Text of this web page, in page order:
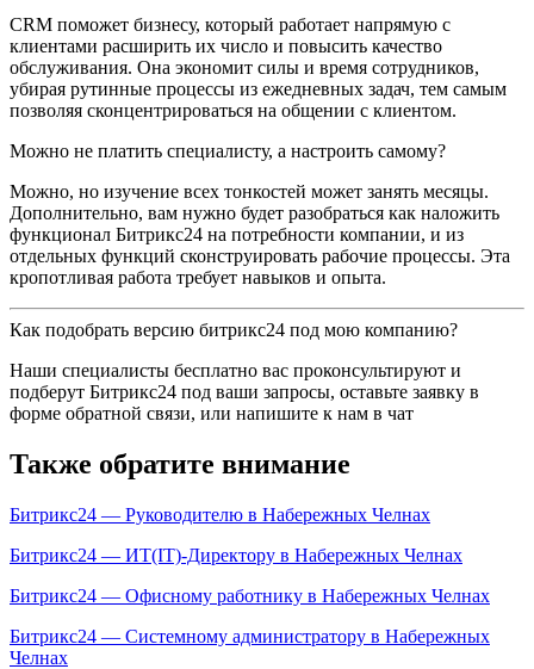
CRM поможет бизнесу, который работает напрямую с
клиентами расширить их число и повысить качество
обслуживания. Она экономит силы и время сотрудников,
убирая рутинные процессы из ежедневных задач, тем самым
позволяя сконцентрироваться на общении с клиентом.
Можно не платить специалисту, а настроить самому?
Можно, но изучение всех тонкостей может занять месяцы.
Дополнительно, вам нужно будет разобраться как наложить
функционал Битрикс24 на потребности компании, и из
отдельных функций сконструировать рабочие процессы. Эта
кропотливая работа требует навыков и опыта.
Как подобрать версию битрикс24 под мою компанию?
Наши специалисты бесплатно вас проконсультируют и
подберут Битрикс24 под ваши запросы, оставьте заявку в
форме обратной связи, или напишите к нам в чат
Также обратите внимание
Битрикс24 — Руководителю в Набережных Челнах
Битрикс24 — ИТ(IT)-Директору в Набережных Челнах
Битрикс24 — Офисному работнику в Набережных Челнах
Битрикс24 — Системному администратору в Набережных
Челнах